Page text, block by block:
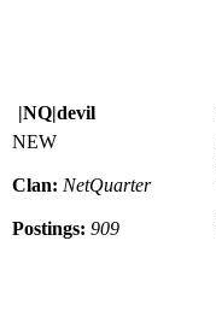
|NQ|devil
NEW
Clan: NetQuarter
Postings: 909